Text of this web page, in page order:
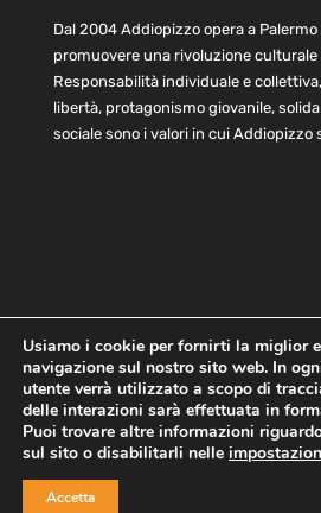
Dal 2004 Addiopizzo opera a Palermo
promuovere una rivoluzione culturale
Responsabilità individuale e
libertà, protagonismo giovanile,
sociale sono i valori in cui Addiopizzo
Home Statuto e bilancio
Privacy
Cookie Child
Copyright © 2021 AddioPizzo | Tutti i
Usiamo i cookie per fornirti la miglior
navigazione sul nostro sito web. In
utente verrà utilizzato a scopo di
delle interazioni sarà effettuata in
Puoi trovare altre informazioni
sul sito o disabilitarli nelle
Accetta